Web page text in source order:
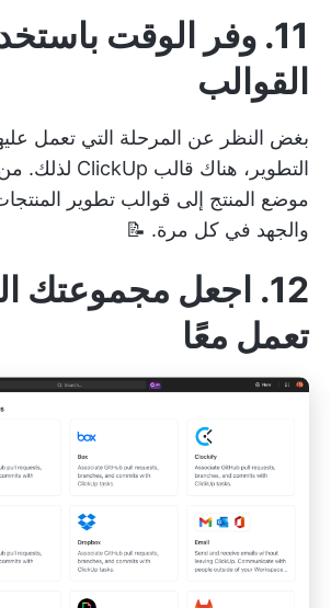
11. وفر الوقت
القوالب
بغض النظر عن المرحلة التي تعمل
التطوير، هناك قالب ClickUp لذلك. من
موضع المنتج إلى قوالب تطوير
والجهد في كل مرة. 📝
12. اجعل مجموعتك
تعمل معًا